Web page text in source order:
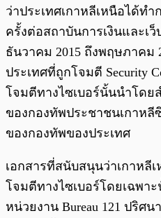
ว่าประเทศเกาหลีเหนือได้ทำ
ครั้งต่อสถาบันการเงินและเ
ธันวาคม 2015 ถึงพฤษภาคม
ประเทศที่ถูกโจมตี Security
โจมตีทางไซเบอร์นั้นนำโดย
ของกองทัพประชาชนเกาหลี
ของกองทัพของประเทศ
เอกสารที่สนับสนุนว่าเกาหลี
โจมตีทางไซเบอร์โดยเฉพา
หน่วยงาน Bureau 121 ปริศ